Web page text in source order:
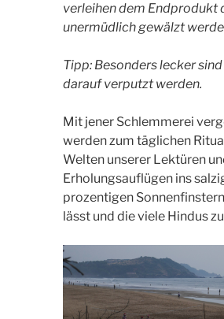
verleihen dem Endprodukt
unermüdlich gewälzt
Tipp: Besonders lecker
darauf verputzt werden.
Mit jener Schlemmerei
werden zum täglichen
Welten unserer Lektüren
Erholungsauflügen ins
prozentigen
lässt und die viele Hindus